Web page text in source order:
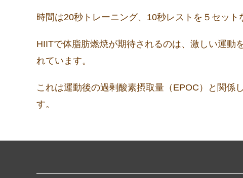
時間は20秒トレーニング、10秒レストを５セット
HIITで体脂肪燃焼が期待されるのは、激しい運動
れています。
これは運動後の過剰酸素摂取量（EPOC）と関係
す。